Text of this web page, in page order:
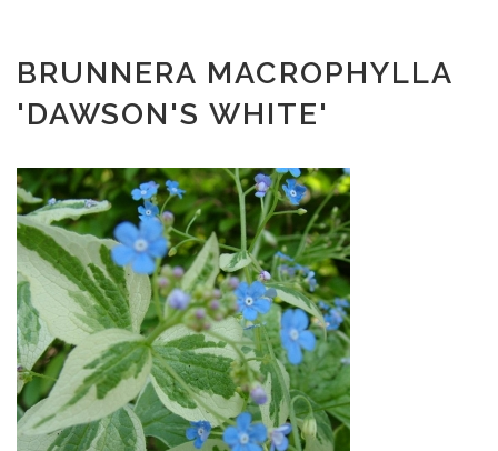
BRUNNERA MACROPHYLLA
'DAWSON'S WHITE'